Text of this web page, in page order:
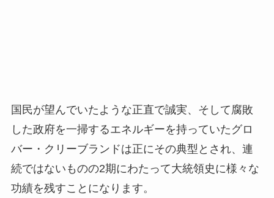
国民が望んでいたような正直で誠実、そして腐敗
した政府を一掃するエネルギーを持っていたグロ
バー・クリーブランドは正にその典型とされ、連
続ではないものの2期にわたって大統領史に様々な
功績を残すことになります。